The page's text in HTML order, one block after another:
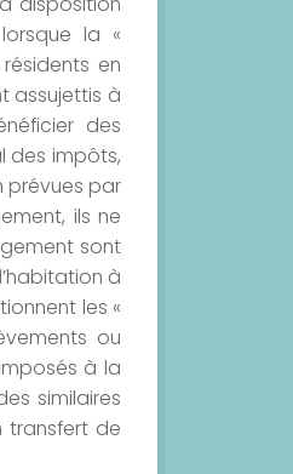
la «
en
assujettis à
des
des impôts,
prévues par
ils ne
sont
à
les «
ou
à la
similaires
transfert de